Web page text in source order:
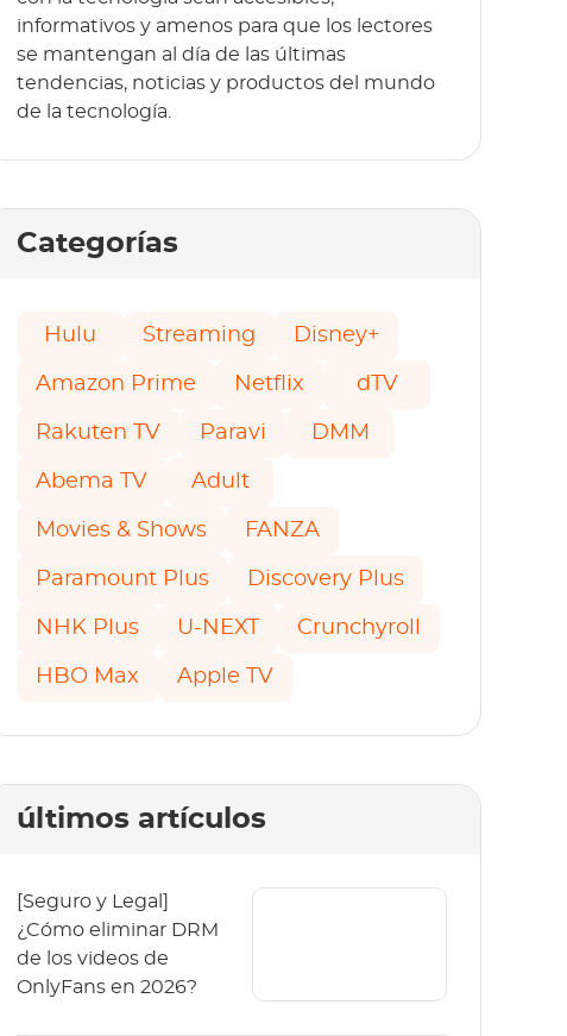
informativos y amenos para que los lectores
se mantengan al día de las últimas
tendencias, noticias y productos del mundo
de la tecnología.
Categorías
Hulu Streaming Disney+
Amazon Prime Netflix dTV
Rakuten TV Paravi DMM
Abema TV Adult
Movies & Shows FANZA
Paramount Plus Discovery Plus
NHK Plus U-NEXT Crunchyroll
HBO Max Apple TV
últimos artículos
[Seguro y Legal]
¿Cómo eliminar DRM
de los videos de
OnlyFans en 2026?